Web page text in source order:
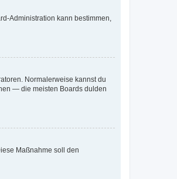
Administration kann bestimmen,
Normalerweise kannst du
— die meisten Boards dulden
Maßnahme soll den